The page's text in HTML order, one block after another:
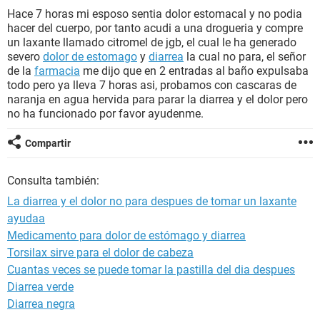
SEXUALIDAD
GLOSARIO
Hace 7 horas mi esposo sentia dolor estomacal y no podia
hacer del cuerpo, por tanto acudi a una drogueria y compre
un laxante llamado citromel de jgb, el cual le ha generado
severo dolor de estomago y diarrea la cual no para, el señor
de la farmacia me dijo que en 2 entradas al baño expulsaba
todo pero ya lleva 7 horas asi, probamos con cascaras de
naranja en agua hervida para parar la diarrea y el dolor pero
no ha funcionado por favor ayudenme.
Compartir
Consulta también:
La diarrea y el dolor no para despues de tomar un laxante
ayudaa
Medicamento para dolor de estómago y diarrea
Torsilax sirve para el dolor de cabeza
Cuantas veces se puede tomar la pastilla del dia despues
Diarrea verde
Diarrea negra